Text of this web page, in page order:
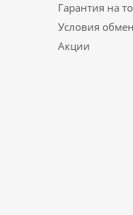
Гарантия на
Условия
Акции